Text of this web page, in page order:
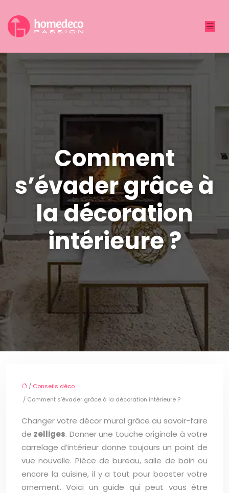
Comment
s’évader grâce à
la décoration
intérieure ?
/ Conseils déco
/ Comment s’évader grâce à la décoration intérieure ?
Changer votre décor mural grâce au savoir-faire
de zelliges. Donner une touche originale à votre
carrelage d’intérieur donne toujours un point de
vue nouvelle. Pièce de bureau, salle de bain ou
encore la cuisine, il y a tout pour booster votre
ornement. Voici un guide qui peut vous être